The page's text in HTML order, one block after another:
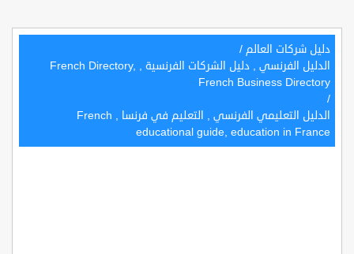
دليل شركات العالم /
الدليل الفرنسي , دليل الشركات الفرنسية , French Directory,
French Business Directory
/
الدليل التعليمي الفرنسي , التعليم في فرنسا , French
educational guide, education in France